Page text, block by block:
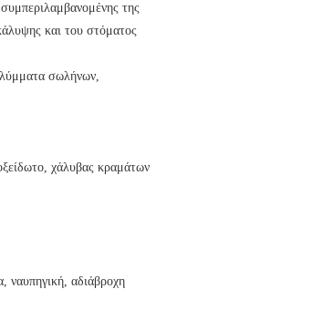
της
και του στόματος
σωλήνων,
χάλυβας κραμάτων
ναυπηγική, αδιάβροχη